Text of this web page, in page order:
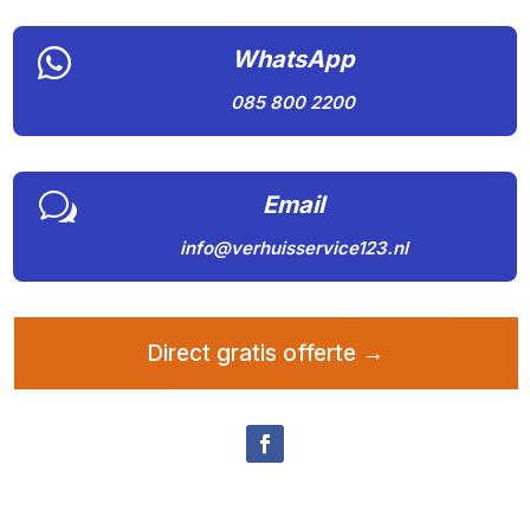
 WhatsApp
085 800 2200
w Email
info@verhuisservice123.nl
Direct gratis offerte →